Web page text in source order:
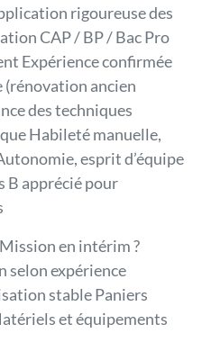
rigoureuse des
CAP / BP / Bac Pro
Expérience confirmée
ancien
des techniques
Habileté manuelle,
esprit d’équipe
B apprécié pour
en intérim ?
selon expérience
stable Paniers
et équipements